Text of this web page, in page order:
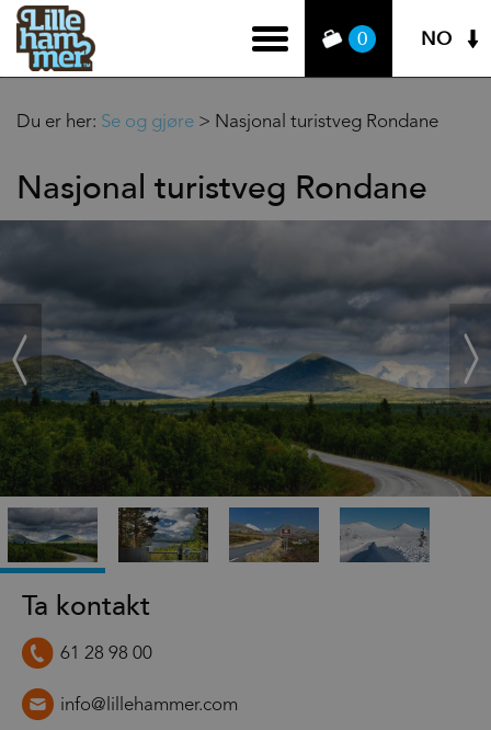
0 NO
Du er her: Se og gjøre > Nasjonal turistveg Rondane
Nasjonal turistveg Rondane
Prev
Next
Ta kontakt
61 28 98 00
info@lillehammer.com